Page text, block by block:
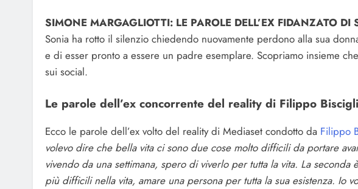
SIMONE MARGAGLIOTTI: LE PAROLE DELL’EX FIDANZATO DI
Sonia ha rotto il silenzio chiedendo nuovamente perdono alla sua
e di esser pronto a essere un padre esemplare. Scopriamo insieme
sui social.
Le parole dell’ex concorrente del reality di Filippo
Ecco le parole dell’ex volto del reality di Mediaset condotto da Filippo
volevo dire che bella vita ci sono due cose molto difficili da portare
vivendo da una settimana, spero di viverlo per tutta la vita. La
più difficili nella vita, amare una persona per tutta la sua esistenza. Io